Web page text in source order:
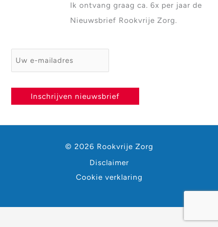
Ik ontvang graag ca. 6x per jaar de
Nieuwsbrief Rookvrije Zorg.
E-mailadres *
Inschrijven nieuwsbrief
© 2026 Rookvrije Zorg
Disclaimer
Cookie verklaring